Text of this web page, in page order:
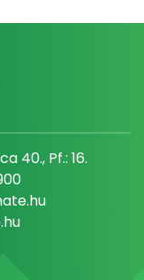
40., Pf.: 16.